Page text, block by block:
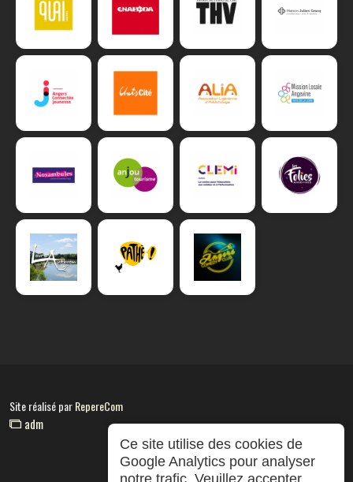
Site réalisé parRepereCom
adm
Ce site utilise des cookies de
Google Analytics pour analyser
notre trafic. Veuillez accepter